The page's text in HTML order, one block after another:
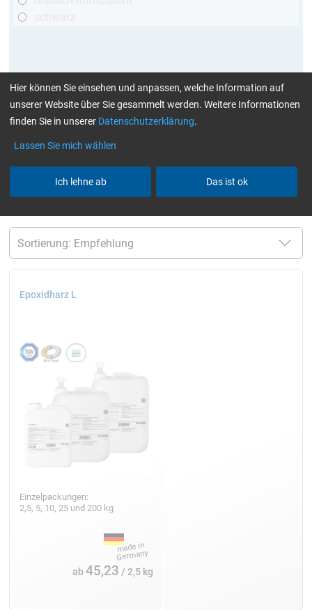
mehr Infos:Klebstoffe finden Sie hier
aktuelle Filter: bis 120 °C
Cytox (hautverträglich)
Epoxidharz L
Einzelpackungen:
2,5, 5, 10, 25 und 200 kg
ab45,23 / 2,5 kg
Hier können Sie einsehen und anpassen, welche Information auf
unserer Website über Sie gesammelt werden. Weitere Informationen
finden Sie in unserer Datenschutzerklärung.
Lassen Sie mich wählen
Ich lehne ab Das ist ok